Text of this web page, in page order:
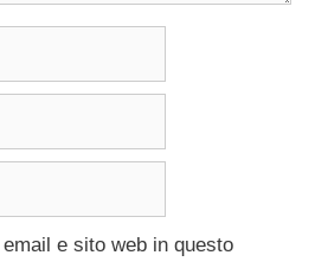
e sito web in questo